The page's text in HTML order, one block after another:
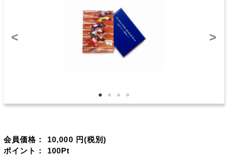
< >
会員価格： 10,000 円(税別)
ポイント： 100Pt